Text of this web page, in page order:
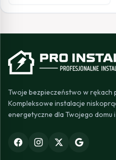
Twoje bezpieczeństwo w
Kompleksowe instalacje
energetyczne dla Twojego domu